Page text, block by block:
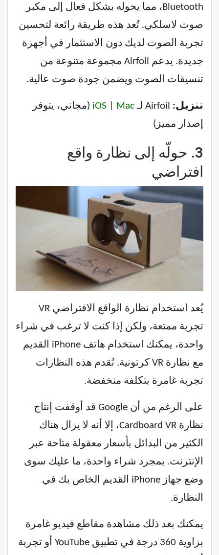
Bluetooth، مما يحوله بشكل فعال إلى مكبر
صوت لاسلكي. تُعد هذه طريقة رائعة لتحسين
تجربة الصوت لديك دون الاستثمار في أجهزة
جديدة. يدعم Airfoil مجموعة متنوعة من
تنسيقات الصوت ويضمن جودة صوت عالية.
تنزيل: iOS Mac
(مجاني، يتوفر
إصدار مميز)
3. حولّه إلى نظارة واقع
افتراضي
يُعد استخدام نظارة الواقع الافتراضي VR
تجربة ممتعة، ولكن إذا كنت لا ترغب في شراء
واحدة، يمكنك استخدام هاتف iPhone القديم
مع نظارة VR كرتونية. تُقدم هذه النظارات
تجربة غامرة بتكلفة منخفضة.
على الرغم من أن Google قد أوقفت إنتاج
نظارة Cardboard VR، إلا أنه لا يزال هناك
الكثير من البدائل بأسعار معقولة متاحة عبر
الإنترنت. بمجرد شراء واحدة، ما عليك سوى
وضع جهاز iPhone القديم الخاص بك في
النظارة.
يمكنك بعد ذلك مشاهدة مقاطع فيديو غامرة
بزاوية 360 درجة في تطبيق YouTube أو تجربة